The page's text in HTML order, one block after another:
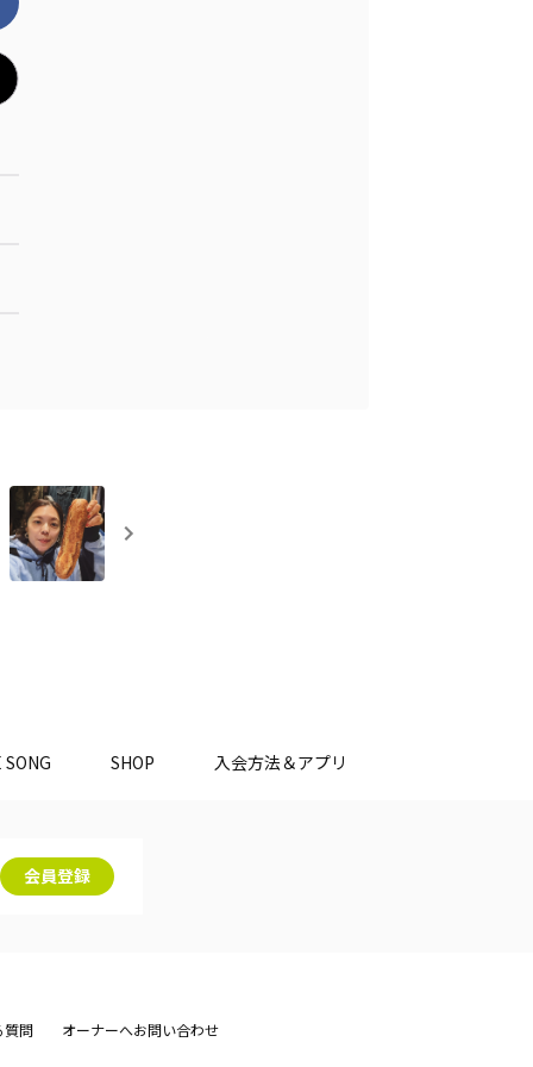
SHOP 入会方法＆アプリ
会員登録
質問 オーナーへお問い合わせ